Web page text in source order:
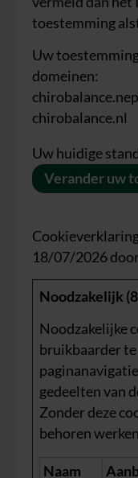
toestemming
Uw
domeinen:
chirobalance.nl
Uw huidige
Verander uw
18/07/2026
Noodzakelijk
Noodzakelijke
bruikbaarder
gedeelten van
Zonder deze
behoren
Naam